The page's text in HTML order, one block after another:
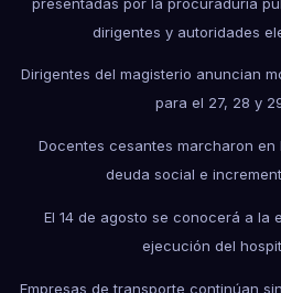
dirigentes y autoridades
Dirigentes del magisterio anuncian
para el 27, 28 y
Docentes cesantes marcharon en
deuda social e
El 14 de agosto se conocerá a la
ejecución del
Empresas de transporte continúan